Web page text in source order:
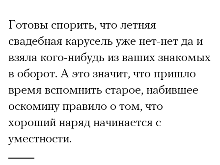
Готовы спорить, что летняя
свадебная карусель уже нет-нет да и
взяла кого-нибудь из ваших знакомых
в оборот. А это значит, что пришло
время вспомнить старое, набившее
оскомину правило о том, что
хороший наряд начинается с
уместности.